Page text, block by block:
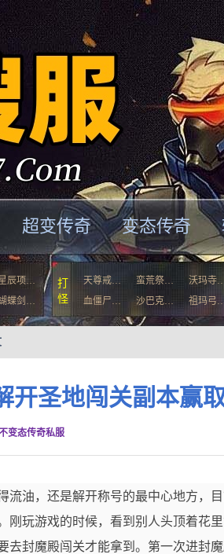
超变传奇 变态传奇
辰项…
蝶剑…
打
怪
天尊戒… 蛮荒祭… 沃玛寺
血僵尸…
沙巴克… 祖玛弓
开圣地闯关副本赢
变态传奇私服
流油，还是解开称号的最中心地方，
刚玩游戏的时候，看到别人头顶着花
去封魔殿闯关才能拿到。第一次进封